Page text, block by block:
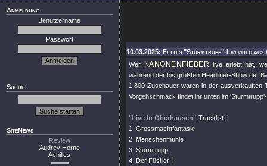
Anmeldung
Benutzername
Passwort
Suche
SiteNews
Review
Audrey Horne
Achilles
10.03.2025: Fettes "Sturmtrupp"-Livevideo als
Wer
KANONENFIEBER live erlebt hat,
während der bis größten Headliner-Show der
1.800 Zuschauer waren in der ausverkauften
Vorgehschmack findet ihr unten im
"Live In Oberhausen"-Tracklist:
1. Grossmachtfantasie
2. Menschenmühle
3. Sturmtrupp
4. Der Füsilier I